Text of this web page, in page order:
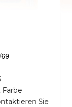
69
Farbe
Sie